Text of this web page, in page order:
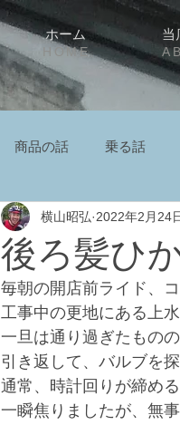
ホーム 当
HOME
商品の話 乗る話
後ろ髪ひ
横山昭弘 2022年2月24
毎朝の開店前ライド、
工事中の更地にある上
一旦は通り過ぎたもの
引き返して、バルブを
通常、時計回りが締め
一瞬焦りましたが、無